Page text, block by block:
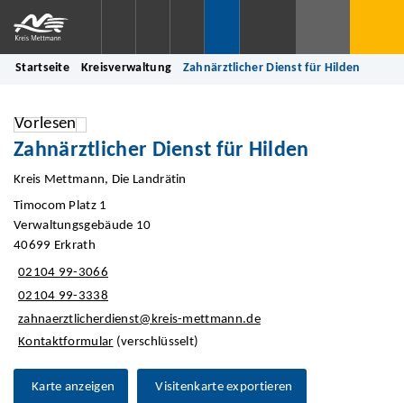
Startseite Kreisverwaltung Zahnärztlicher Dienst für Hilden
Vorlesen
Zahnärztlicher Dienst für Hilden
Kreis Mettmann, Die Landrätin
Timocom Platz 1
Verwaltungsgebäude 10
40699 Erkrath
02104 99-3066
02104 99-3338
zahnaerztlicherdienst@kreis-mettmann.de
Kontaktformular (verschlüsselt)
Karte anzeigen Visitenkarte exportieren